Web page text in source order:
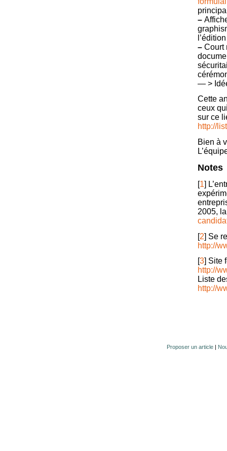
–
– Court
— >
Cette
ceux
sur ce
http://
Bien à
Notes
[1]
2005,
[2] Se
http://
[3] Site
http://
Liste
http://
Proposer un article |